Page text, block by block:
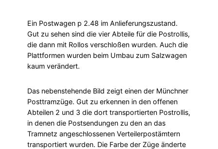
Ein Postwagen p 2.48 im Anlieferungszustand.
Gut zu sehen sind die vier Abteile für die Postrollis,
die dann mit Rollos verschloßen wurden. Auch die
Plattformen wurden beim Umbau zum Salzwagen
kaum verändert.
Das nebenstehende Bild zeigt einen der Münchner
Posttramzüge. Gut zu erkennen in den offenen
Abteilen 2 und 3 die dort transportierten Postrollis,
in denen die Postsendungen zu den an das
Tramnetz angeschlossenen Verteilerpostämtern
transportiert wurden. Die Farbe der Züge änderte